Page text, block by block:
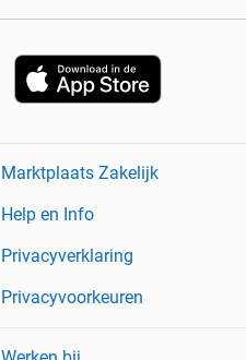
Marktplaats Zakelijk
Help en Info
Privacyverklaring
Privacyvoorkeuren